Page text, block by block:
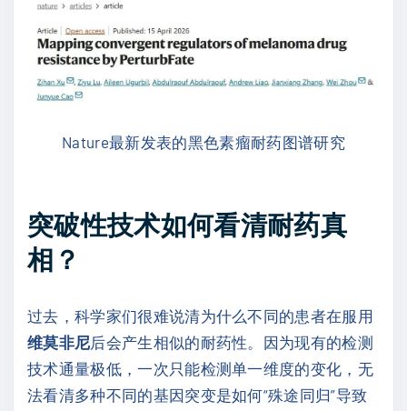
Nature最新发表的黑色素瘤耐药图谱研究
突破性技术如何看清耐药真
相？
过去，科学家们很难说清为什么不同的患者在服用
维莫非尼后会产生相似的耐药性。因为现有的检测
技术通量极低，一次只能检测单一维度的变化，无
法看清多种不同的基因突变是如何“殊途同归”导致